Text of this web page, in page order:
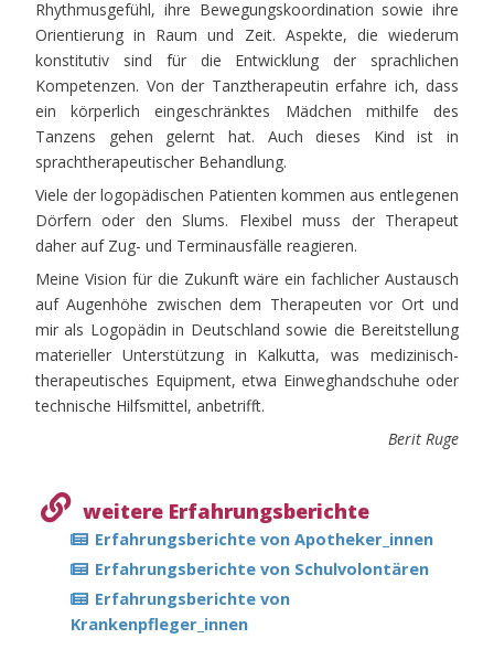
Rhythmusgefühl, ihre Bewegungskoordination sowie ihre
Orientierung in Raum und Zeit. Aspekte, die wiederum
konstitutiv sind für die Entwicklung der sprachlichen
Kompetenzen. Von der Tanztherapeutin erfahre ich, dass
ein körperlich eingeschränktes Mädchen mithilfe des
Tanzens gehen gelernt hat. Auch dieses Kind ist in
sprachtherapeutischer Behandlung.
Viele der logopädischen Patienten kommen aus entlegenen
Dörfern oder den Slums. Flexibel muss der Therapeut
daher auf Zug- und Terminausfälle reagieren.
Meine Vision für die Zukunft wäre ein fachlicher Austausch
auf Augenhöhe zwischen dem Therapeuten vor Ort und
mir als Logopädin in Deutschland sowie die Bereitstellung
materieller Unterstützung in Kalkutta, was medizinisch-
therapeutisches Equipment, etwa Einweghandschuhe oder
technische Hilfsmittel, anbetrifft.
Berit Ruge
weitere Erfahrungsberichte
Erfahrungsberichte von Apotheker_innen
Erfahrungsberichte von Schulvolontären
Erfahrungsberichte von
Krankenpfleger_innen